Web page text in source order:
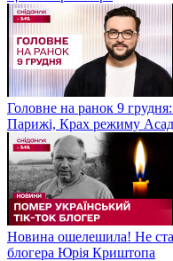
Головне на ранок 9
Парижі, Крах режиму
Новина ошелешила! Не
блогера Юрія Криштопа